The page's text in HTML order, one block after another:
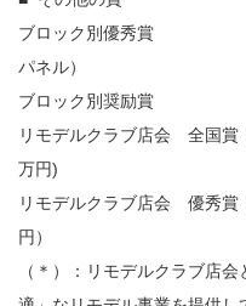
ブロック別優秀賞 15
パネル）
ブロック別奨励賞 約
リモデルクラブ店会 全国
万円)
リモデルクラブ店会 優秀
円）
（＊）：リモデルクラブ店